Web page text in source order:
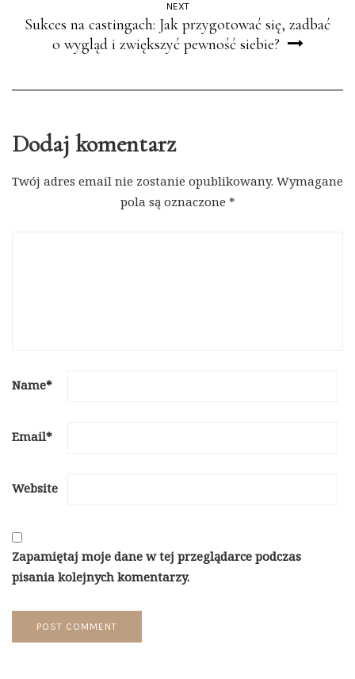
NEXT
Sukces na castingach: Jak przygotować się, zadbać
o wygląd i zwiększyć pewność siebie?
Dodaj komentarz
Twój adres email nie zostanie opublikowany. Wymagane
pola są oznaczone *
Name*
Email*
Website
Zapamiętaj moje dane w tej przeglądarce podczas
pisania kolejnych komentarzy.